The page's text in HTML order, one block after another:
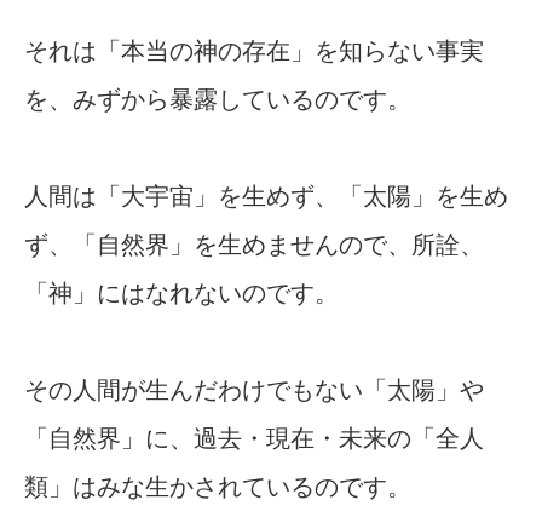
それは「本当の神の存在」を知らない事実
を、みずから暴露しているのです。
人間は「大宇宙」を生めず、「太陽」を生め
ず、「自然界」を生めませんので、所詮、
「神」にはなれないのです。
その人間が生んだわけでもない「太陽」や
「自然界」に、過去・現在・未来の「全人
類」はみな生かされているのです。